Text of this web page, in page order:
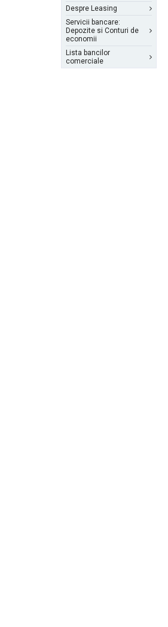
Despre Leasing
Servicii bancare:
Depozite si Conturi de
economii
Lista bancilor
comerciale